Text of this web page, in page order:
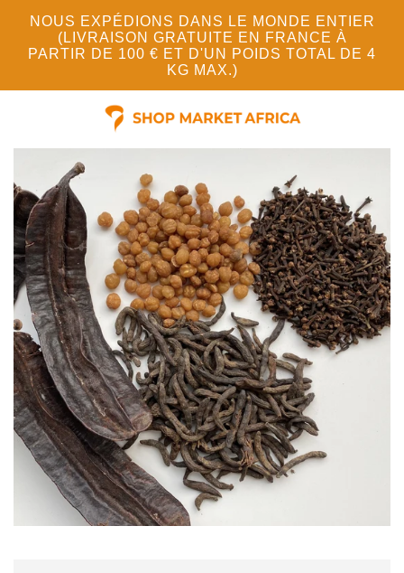
NOUS EXPÉDIONS DANS LE MONDE ENTIER
(LIVRAISON GRATUITE EN FRANCE À
PARTIR DE 100 € ET D'UN POIDS TOTAL DE 4
KG MAX.)